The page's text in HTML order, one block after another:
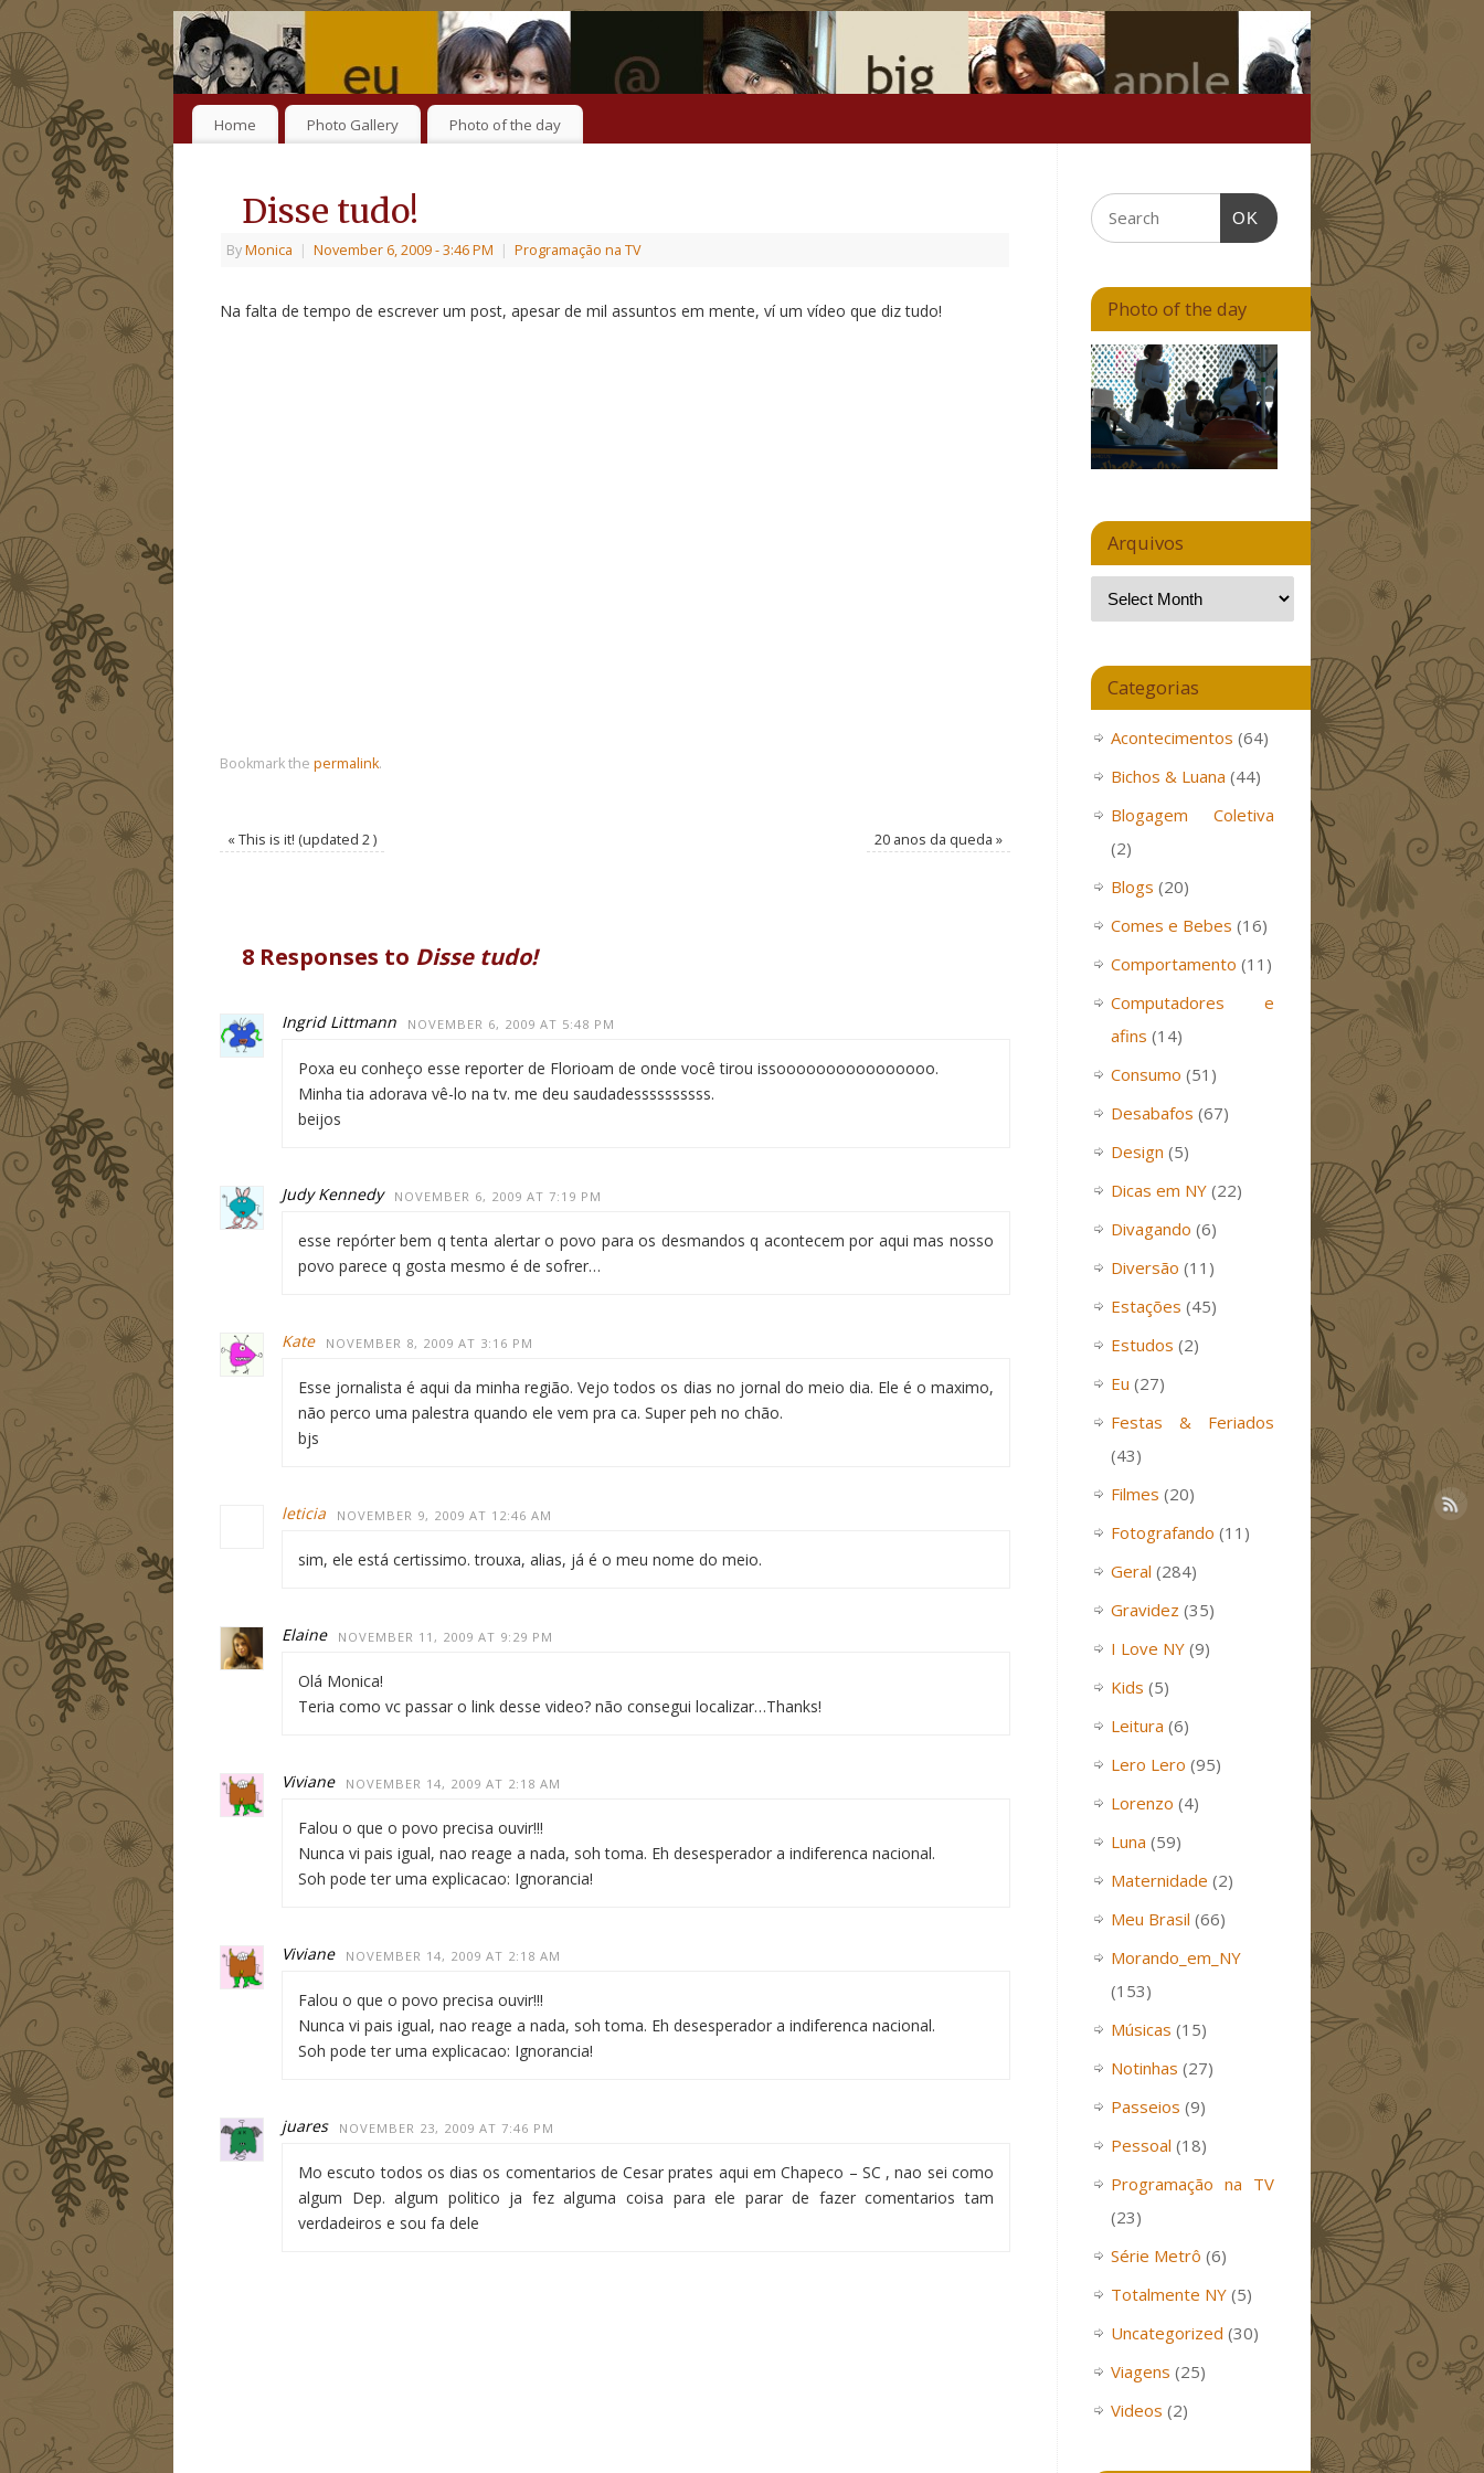
Home Photo Gallery Photo of the day
Disse tudo!
ByMonica | November 6, 2009- 3:46 PM | Programação na TV
Na falta de tempo de escrever um post, apesar de mil assuntos em mente, ví um vídeo que diz tudo!
Bookmark the permalink.
« This is it! (updated 2 ) 20 anos da queda »
8 Responses to Disse tudo!
Ingrid Littmann NOVEMBER 6, 2009 AT 5:48 PM
Poxa eu conheço esse reporter de Florioam de onde você tirou issoooooooooooooooo.
Minha tia adorava vê-lo na tv. me deu saudadessssssssss.
beijos
Judy Kennedy NOVEMBER 6, 2009 AT 7:19 PM
esse repórter bem q tenta alertar o povo para os desmandos q acontecem por aqui mas nosso
povo parece q gosta mesmo é de sofrer…
Kate NOVEMBER 8, 2009 AT 3:16 PM
Esse jornalista é aqui da minha região. Vejo todos os dias no jornal do meio dia. Ele é o maximo,
não perco uma palestra quando ele vem pra ca. Super peh no chão.
bjs
leticia NOVEMBER 9, 2009 AT 12:46 AM
sim, ele está certissimo. trouxa, alias, já é o meu nome do meio.
Elaine NOVEMBER 11, 2009 AT 9:29 PM
Olá Monica!
Teria como vc passar o link desse video? não consegui localizar…Thanks!
Viviane NOVEMBER 14, 2009 AT 2:18 AM
Falou o que o povo precisa ouvir!!!
Nunca vi pais igual, nao reage a nada, soh toma. Eh desesperador a indiferenca nacional.
Soh pode ter uma explicacao: Ignorancia!
Viviane NOVEMBER 14, 2009 AT 2:18 AM
Falou o que o povo precisa ouvir!!!
Nunca vi pais igual, nao reage a nada, soh toma. Eh desesperador a indiferenca nacional.
Soh pode ter uma explicacao: Ignorancia!
juares NOVEMBER 23, 2009 AT 7:46 PM
Mo escuto todos os dias os comentarios de Cesar prates aqui em Chapeco – SC , nao sei como
algum Dep. algum politico ja fez alguma coisa para ele parar de fazer comentarios tam
verdadeiros e sou fa dele
OK
Photo of the day
Arquivos
Categorias
Acontecimentos (64)
Bichos & Luana (44)
Blogagem Coletiva
(2)
Blogs (20)
Comes e Bebes (16)
Comportamento (11)
Computadores e
afins (14)
Consumo (51)
Desabafos (67)
Design (5)
Dicas em NY (22)
Divagando (6)
Diversão (11)
Estações (45)
Estudos (2)
Eu (27)
Festas & Feriados
(43)
Filmes (20)
Fotografando (11)
Geral (284)
Gravidez (35)
I Love NY (9)
Kids (5)
Leitura (6)
Lero Lero (95)
Lorenzo (4)
Luna (59)
Maternidade (2)
Meu Brasil (66)
Morando_em_NY
(153)
Músicas (15)
Notinhas (27)
Passeios (9)
Pessoal (18)
Programação na TV
(23)
Série Metrô (6)
Totalmente NY (5)
Uncategorized (30)
Viagens (25)
Videos (2)